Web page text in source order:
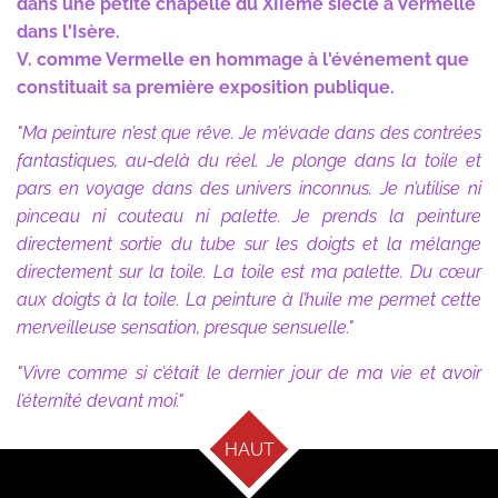
dans l'Isère.
V. comme Vermelle en hommage à l'événement que
constituait sa première exposition publique.
"Ma peinture n’est que rêve. Je m’évade dans des contrées
fantastiques, au-delà du réel. Je plonge dans la toile et
pars en voyage dans des univers inconnus. Je n’utilise ni
pinceau ni couteau ni palette. Je prends la peinture
directement sortie du tube sur les doigts et la mélange
directement sur la toile. La toile est ma palette. Du cœur
aux doigts à la toile. La peinture à l’huile me permet cette
merveilleuse sensation, presque sensuelle."
"Vivre comme si c’était le dernier jour de ma vie et avoir
l’éternité devant moi."
HAUT